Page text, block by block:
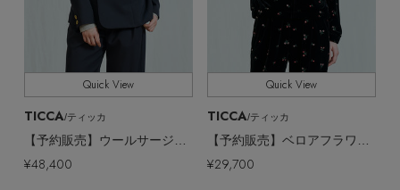
Quick View
TICCA/ティッカ
¥29,700
Quick View
TICCA/ティッカ
¥48,400